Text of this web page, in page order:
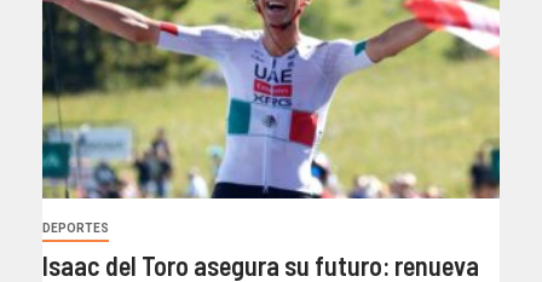
DEPORTES
Isaac del Toro asegura su futuro: renueva